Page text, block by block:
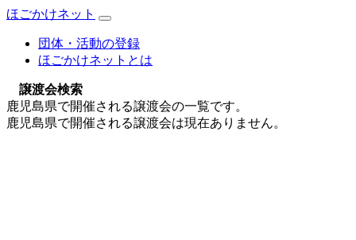
ほごかけネット
団体・活動の登録
ほごかけネットとは
譲渡会検索
鹿児島県で開催される譲渡会の一覧です。
鹿児島県で開催される譲渡会は現在ありません。